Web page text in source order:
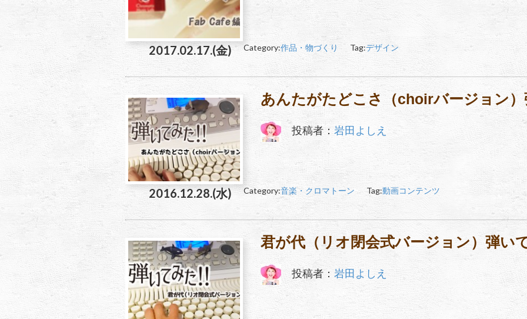
2017.02.17.(金) Category:作品・物づくり Tag:デザイン
あんたがたどこさ（choirバージョン
投稿者： 岩田よしえ
2016.12.28.(水) Category:音楽・クロマトーン Tag:動画コンテンツ
君が代（リオ閉会式バージョン）弾い
投稿者： 岩田よしえ